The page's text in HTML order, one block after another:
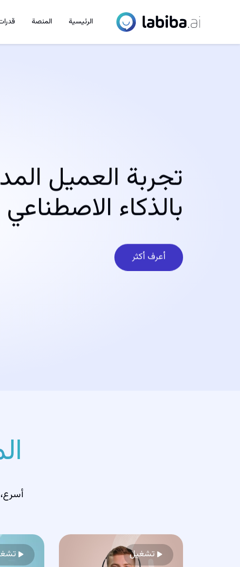
الرئيسية المنصة
تجربة العميل
بالذكاء الاصطناعي
أعرف أكثر
تشغيل